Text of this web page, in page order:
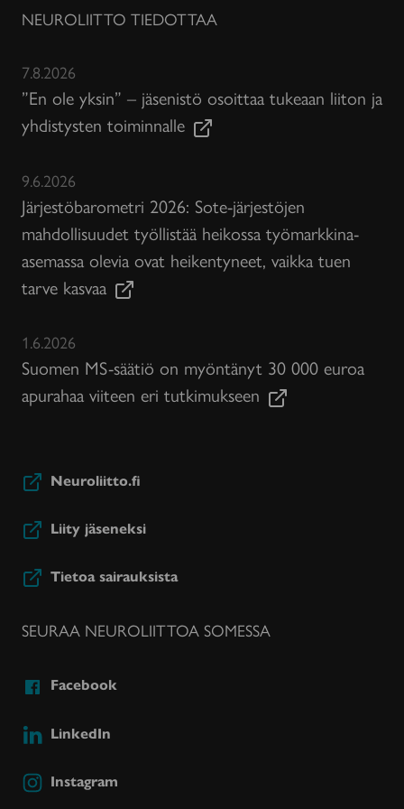
NEUROLIITTO TIEDOTTAA
7.8.2026
”En ole yksin” – jäsenistö osoittaa tukeaan liiton ja
yhdistysten toiminnalle
9.6.2026
Järjestöbarometri 2026: Sote-järjestöjen
mahdollisuudet työllistää heikossa työmarkkina-
asemassa olevia ovat heikentyneet, vaikka tuen
tarve kasvaa
1.6.2026
Suomen MS-säätiö on myöntänyt 30 000 euroa
apurahaa viiteen eri tutkimukseen
Neuroliitto.fi
Liity jäseneksi
Tietoa sairauksista
SEURAA NEUROLIITTOA SOMESSA
Facebook
LinkedIn
Instagram